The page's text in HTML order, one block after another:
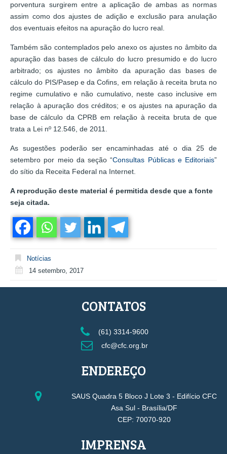
porventura surgirem entre a aplicação de ambas as normas
assim como dos ajustes de adição e exclusão para anulação
dos eventuais efeitos na apuração do lucro real.
Também são contemplados pelo anexo os ajustes no âmbito da
apuração das bases de cálculo do lucro presumido e do lucro
arbitrado; os ajustes no âmbito da apuração das bases de
cálculo do PIS/Pasep e da Cofins, em relação à receita bruta no
regime cumulativo e não cumulativo, neste caso inclusive em
relação à apuração dos créditos; e os ajustes na apuração da
base de cálculo da CPRB em relação à receita bruta de que
trata a Lei nº 12.546, de 2011.
As sugestões poderão ser encaminhadas até o dia 25 de
setembro por meio da seção “Consultas Públicas e Editoriais”
do sítio da Receita Federal na Internet.
A reprodução deste material é permitida desde que a fonte
seja citada.
Notícias
14 setembro, 2017
CONTATOS
(61) 3314-9600
cfc@cfc.org.br
ENDEREÇO
SAUS Quadra 5 Bloco J Lote 3 - Edifício CFC
Asa Sul - Brasília/DF
CEP: 70070-920
IMPRENSA